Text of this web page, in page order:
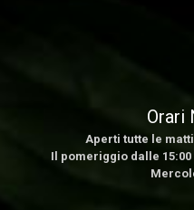
Orari
Aperti tutte le
Il pomeriggio dalle